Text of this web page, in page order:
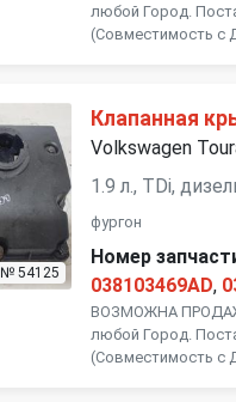
любой Город.
(Совместимость с
№ 54125
Клапанная
Volkswagen
1.9 л., TDi,
фургон
Номер
038103469AD,
ВОЗМОЖНА
любой Город.
(Совместимость с